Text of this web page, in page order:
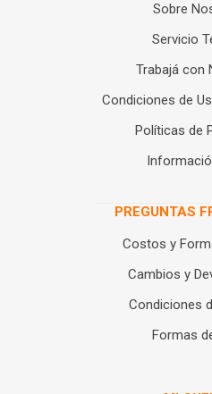
Sobre
Servicio
Trabajá con
Condiciones de
Políticas de
PREGUNTAS
Costos y
Cambios y
Condiciones
Formas